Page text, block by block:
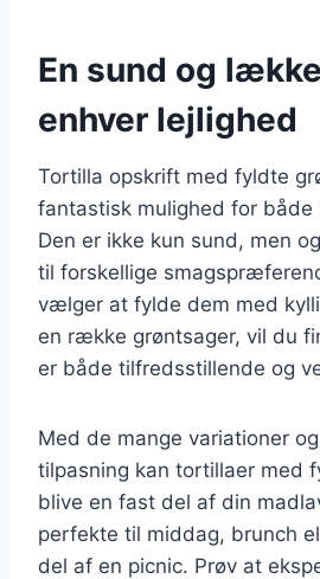
En sund og
enhver lejlighed
Tortilla opskrift med fyldte
fantastisk mulighed for både
Den er ikke kun sund, men
til forskellige
vælger at fylde dem med
en række grøntsager, vil du
er både tilfredsstillende og
Med de mange variationer
tilpasning kan tortillaer med
blive en fast del af din
perfekte til middag, brunch
del af en picnic. Prøv at